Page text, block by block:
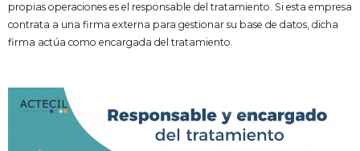
propias operaciones es el responsable del tratamiento. Si esta empresa
contrata a una firma externa para gestionar su base de datos, dicha
firma actúa como encargada del tratamiento.